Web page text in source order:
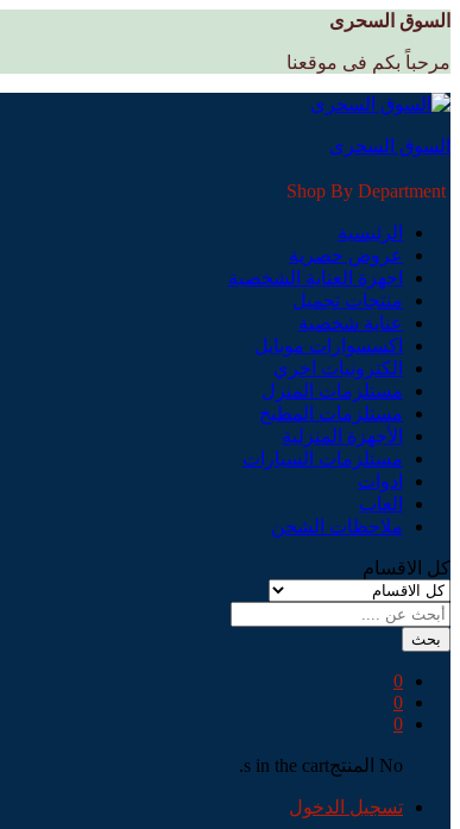
السوق السحرى
مرحباً بكم فى موقعنا
السوق السحرى
Shop By Department
الرئيسية
عروض حصرية
اجهزة العناية الشخصية
منتجات تجميل
عناية شخصية
اكسسوارات موبايل
الكترونيات اخري
مستلزمات المنزل
مستلزمات المطبخ
الأجهزة المنزلية
مستلزمات السيارات
ادوات
العاب
ملاحظات الشحن
كل الاقسام
بحث
0
0
0
No المنتجs in the cart.
تسجيل الدخول